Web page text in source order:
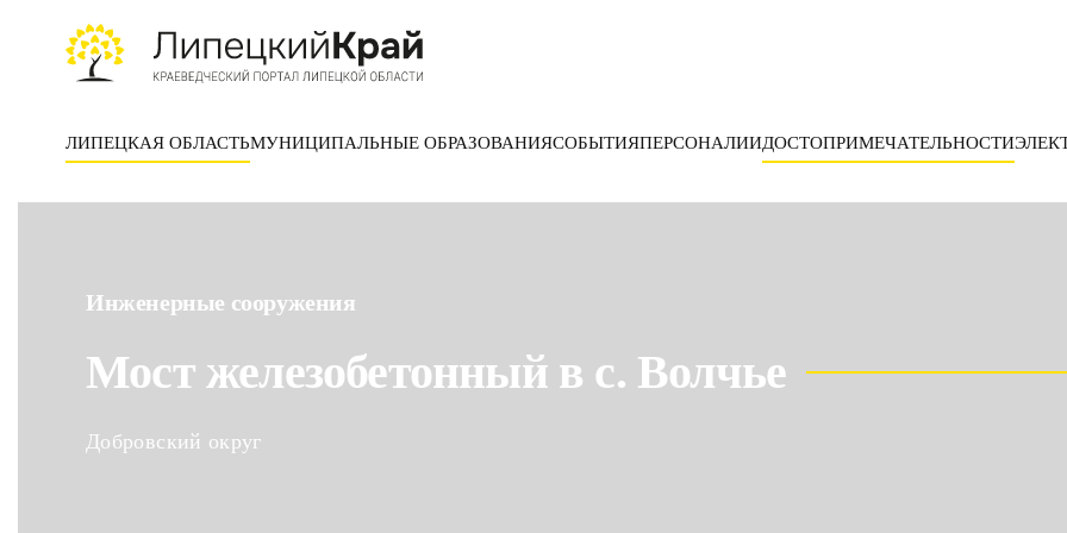
Skip to main content
ЛИПЕЦКАЯ ОБЛАСТЬМУНИЦИПАЛЬНЫЕ ОБРАЗОВАНИЯСОБЫТИЯПЕРСОНАЛИИДОСТОПРИМЕЧАТЕЛЬНОСТИ
Инженерные сооружения
Мост железобетонный в с. Волчье
Добровский округ